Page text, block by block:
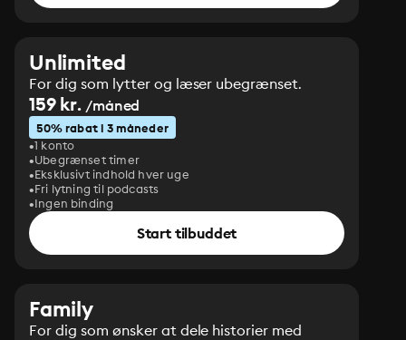
Unlimited
For dig som lytter og læser ubegrænset.
159 kr. /måned
50% rabat i 3 måneder
1 konto
Ubegrænset timer
Eksklusivt indhold hver uge
Fri lytning til podcasts
Ingen binding
Start tilbuddet
Family
For dig som ønsker at dele historier med